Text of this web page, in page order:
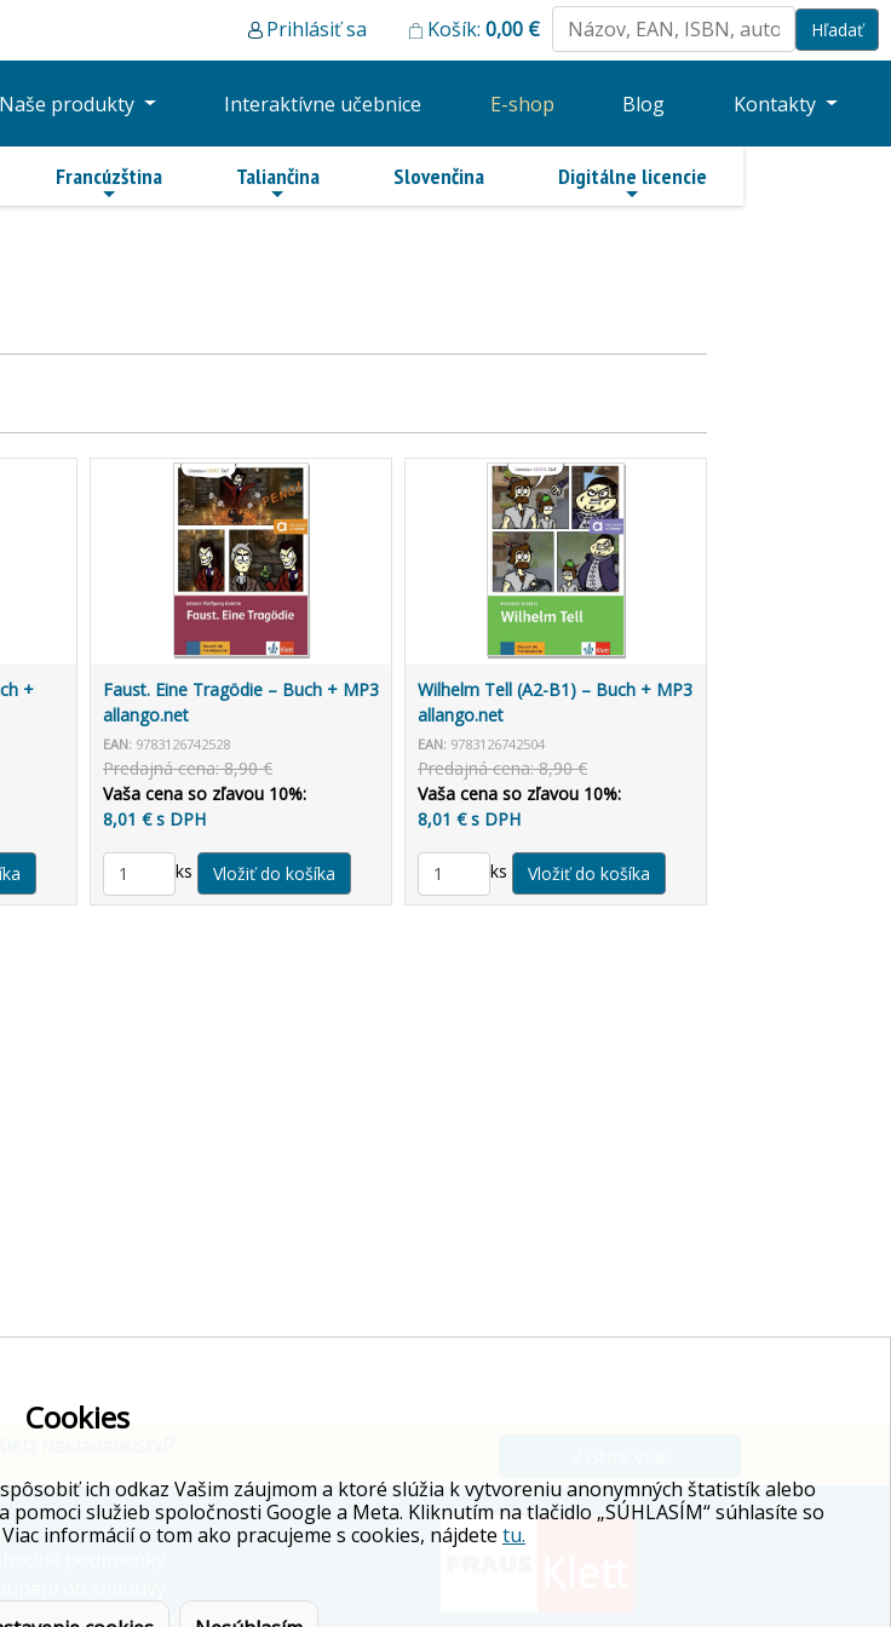
Prihlásiť sa Košík: 0,00 €
Naše produkty Interaktívne učebnice E-shop Blog Kontakty
Francúzština Taliančina Slovenčina Digitálne licencie
+
Faust. Eine Tragödie – Buch + MP3
allango.net
EAN: 9783126742528
Predajná cena: 8,90 €
Vaša cena so zľavou 10%:
8,01 € s DPH
ks
Wilhelm Tell (A2-B1) – Buch + MP3
allango.net
EAN: 9783126742504
Predajná cena: 8,90 €
Vaša cena so zľavou 10%:
8,01 € s DPH
ks
osobných údajov
Cookies
ich odkaz Vašim záujmom a ktoré slúžia k vytvoreniu anonymných štatistík alebo
služieb spoločnosti Google a Meta. Kliknutím na tlačidlo „SÚHLASÍM“ súhlasíte so
informácií o tom ako pracujeme s cookies, nájdete tu.